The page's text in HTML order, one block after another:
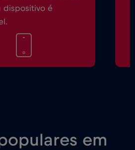
dispositivo é
em